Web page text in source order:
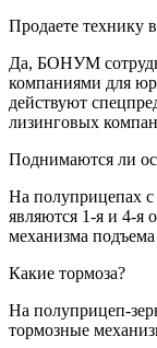
Продаете технику
Да, БОНУМ
компаниями для
действуют
лизинговых
Поднимаются ли
На полуприцепах
являются 1-я и 4-я
механизма подъема
Какие тормоза?
На полуприцеп-
тормозные